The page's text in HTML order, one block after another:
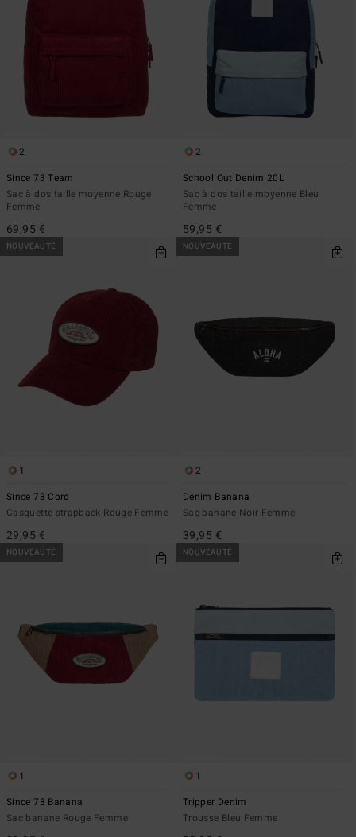
2
Since 73 Team
Sac à dos taille moyenne Rouge
Femme
69,95 €
2
School Out Denim 20L
Sac à dos taille moyenne Bleu
Femme
59,95 €
NOUVEAUTÉ
1
Since 73 Cord
Casquette strapback Rouge Femme
29,95 €
NOUVEAUTÉ
2
Denim Banana
Sac banane Noir Femme
39,95 €
NOUVEAUTÉ
1
Since 73 Banana
Sac banane Rouge Femme
NOUVEAUTÉ
1
Tripper Denim
Trousse Bleu Femme